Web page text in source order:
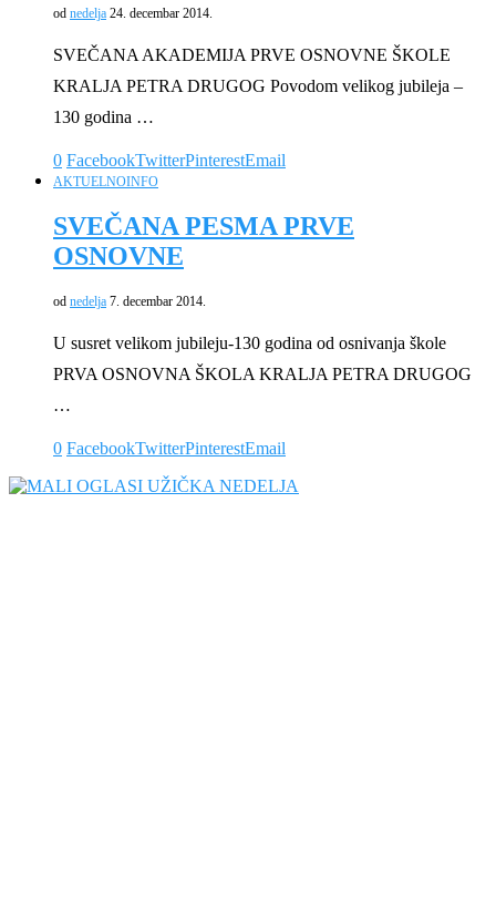
od nedelja 24. decembar 2014.
SVEČANA AKADEMIJA PRVE OSNOVNE ŠKOLE
KRALJA PETRA DRUGOG Povodom velikog jubileja –
130 godina …
0 FacebookTwitterPinterestEmail
AKTUELNOINFO
SVEČANA PESMA PRVE
OSNOVNE
od nedelja 7. decembar 2014.
U susret velikom jubileju-130 godina od osnivanja škole
PRVA OSNOVNA ŠKOLA KRALJA PETRA DRUGOG
…
0 FacebookTwitterPinterestEmail